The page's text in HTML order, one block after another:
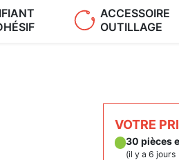
ACCESSOIRE
OUTILLAGE
VOTRE
30 pièces
(il y a 6 jours